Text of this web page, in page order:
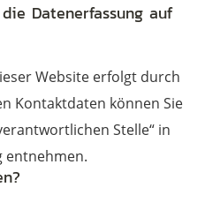
Datenerfassung auf
Website erfolgt durch
Kontaktdaten können Sie
Stelle“ in
entnehmen.